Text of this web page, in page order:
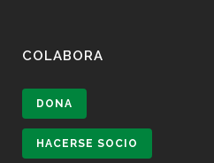
COLABORA
DONA
HACERSE SOCIO